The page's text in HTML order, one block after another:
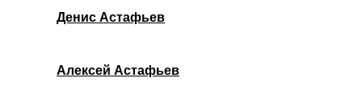
Денис Астафьев
Алексей Астафьев